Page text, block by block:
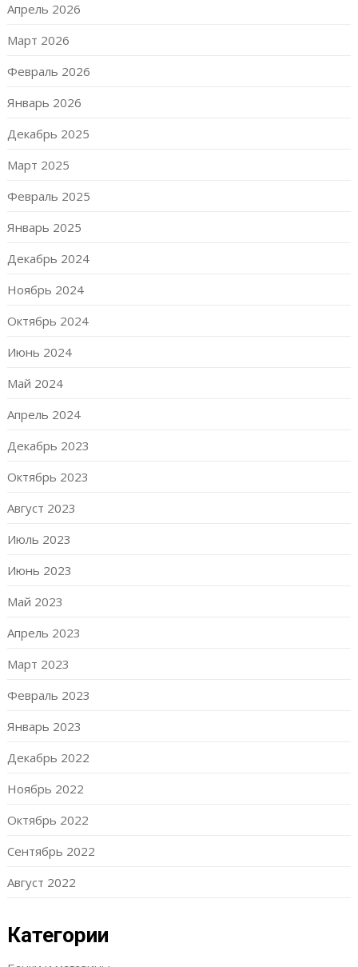
Апрель 2026
Март 2026
Февраль 2026
Январь 2026
Декабрь 2025
Март 2025
Февраль 2025
Январь 2025
Декабрь 2024
Ноябрь 2024
Октябрь 2024
Июнь 2024
Май 2024
Апрель 2024
Декабрь 2023
Октябрь 2023
Август 2023
Июль 2023
Июнь 2023
Май 2023
Апрель 2023
Март 2023
Февраль 2023
Январь 2023
Декабрь 2022
Ноябрь 2022
Октябрь 2022
Сентябрь 2022
Август 2022
Категории